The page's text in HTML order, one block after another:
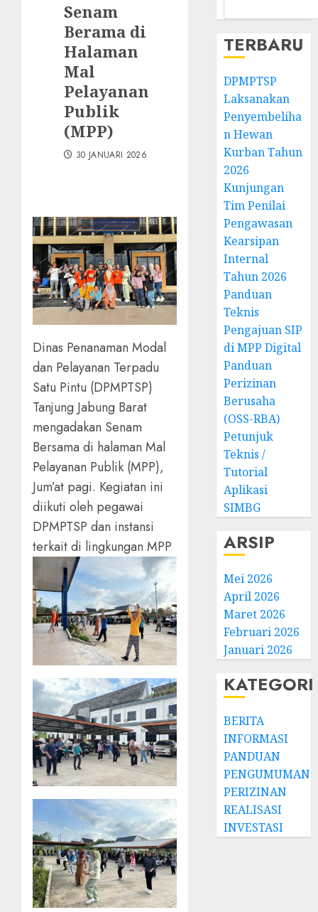
Senam
Berama di
Halaman
Mal
Pelayanan
Publik
(MPP)
30 JANUARI 2026
Dinas Penanaman Modal
dan Pelayanan Terpadu
Satu Pintu (DPMPTSP)
Tanjung Jabung Barat
mengadakan Senam
Bersama di halaman Mal
Pelayanan Publik (MPP),
Jum’at pagi. Kegiatan ini
diikuti oleh pegawai
DPMPTSP dan instansi
terkait di lingkungan MPP
TERBARU
DPMPTSP
Laksanakan
Penyembeliha
n Hewan
Kurban Tahun
2026
Kunjungan
Tim Penilai
Pengawasan
Kearsipan
Internal
Tahun 2026
Panduan
Teknis
Pengajuan SIP
di MPP Digital
Panduan
Perizinan
Berusaha
(OSS-RBA)
Petunjuk
Teknis /
Tutorial
Aplikasi
SIMBG
ARSIP
Mei 2026
April 2026
Maret 2026
Februari 2026
Januari 2026
KATEGORI
BERITA
INFORMASI
PANDUAN
PENGUMUMAN
PERIZINAN
REALISASI
INVESTASI